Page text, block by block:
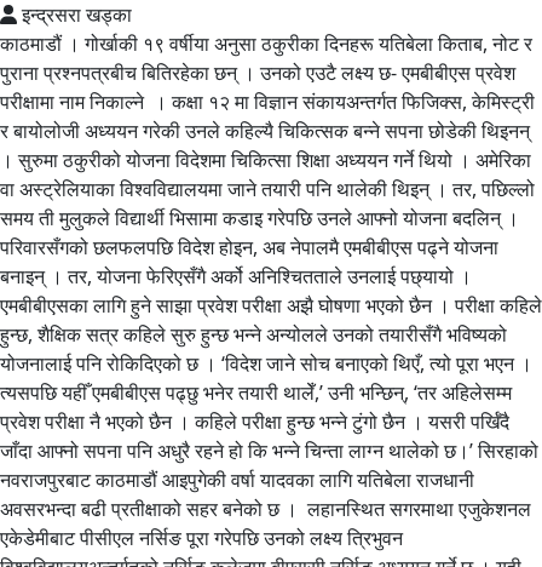
इन्द्रसरा खड्का
काठमाडौं । गोर्खाकी १९ वर्षीया अनुसा ठकुरीका दिनहरू यतिबेला किताब, नोट र
पुराना प्रश्नपत्रबीच बितिरहेका छन् । उनको एउटै लक्ष्य छ- एमबीबीएस प्रवेश
परीक्षामा नाम निकाल्ने । कक्षा १२ मा विज्ञान संकायअन्तर्गत फिजिक्स, केमिस्ट्री
र बायोलोजी अध्ययन गरेकी उनले कहिल्यै चिकित्सक बन्ने सपना छोडेकी थिइनन्
। सुरुमा ठकुरीको योजना विदेशमा चिकित्सा शिक्षा अध्ययन गर्ने थियो । अमेरिका
वा अस्ट्रेलियाका विश्वविद्यालयमा जाने तयारी पनि थालेकी थिइन् । तर, पछिल्लो
समय ती मुलुकले विद्यार्थी भिसामा कडाइ गरेपछि उनले आफ्नो योजना बदलिन् ।
परिवारसँगको छलफलपछि विदेश होइन, अब नेपालमै एमबीबीएस पढ्ने योजना
बनाइन् । तर, योजना फेरिएसँगै अर्को अनिश्चितताले उनलाई पछ्यायो ।
एमबीबीएसका लागि हुने साझा प्रवेश परीक्षा अझै घोषणा भएको छैन । परीक्षा कहिले
हुन्छ, शैक्षिक सत्र कहिले सुरु हुन्छ भन्ने अन्योलले उनको तयारीसँगै भविष्यको
योजनालाई पनि रोकिदिएको छ । ‘विदेश जाने सोच बनाएको थिएँ, त्यो पूरा भएन ।
त्यसपछि यहीँ एमबीबीएस पढ्छु भनेर तयारी थालेँ,’ उनी भन्छिन्, ‘तर अहिलेसम्म
प्रवेश परीक्षा नै भएको छैन । कहिले परीक्षा हुन्छ भन्ने टुंगो छैन । यसरी पर्खिँदै
जाँदा आफ्नो सपना पनि अधुरै रहने हो कि भन्ने चिन्ता लाग्न थालेको छ।’ सिरहाको
नवराजपुरबाट काठमाडौं आइपुगेकी वर्षा यादवका लागि यतिबेला राजधानी
अवसरभन्दा बढी प्रतीक्षाको सहर बनेको छ । लहानस्थित सगरमाथा एजुकेशनल
एकेडेमीबाट पीसीएल नर्सिङ पूरा गरेपछि उनको लक्ष्य त्रिभुवन